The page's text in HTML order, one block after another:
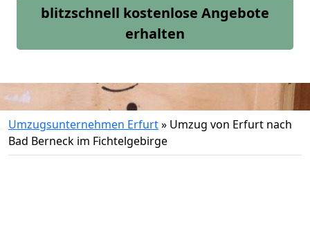
blitzschnell kostenlose Angebote
erhalten
Umzugsunternehmen Erfurt» Umzug von Erfurt nach
Bad Berneck im Fichtelgebirge